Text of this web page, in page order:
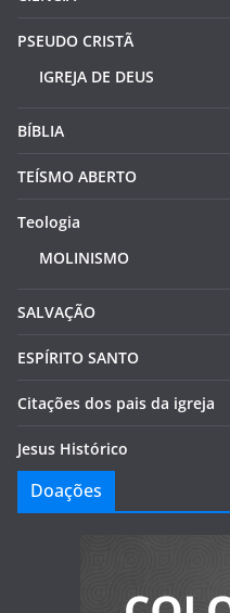
PSEUDO CRISTÃ
IGREJA DE DEUS
BÍBLIA
TEÍSMO ABERTO
Teologia
MOLINISMO
SALVAÇÃO
ESPÍRITO SANTO
Citações dos pais da igreja
Jesus Histórico
Doações